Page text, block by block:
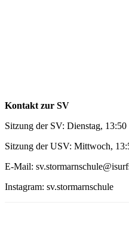
Kontakt zur SV
Sitzung der SV: Dienstag,
Sitzung der USV: Mittwoch,
E-Mail:
Instagram: sv.stormarnschule